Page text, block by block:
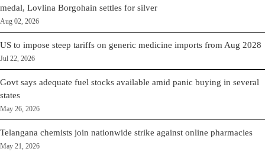
medal, Lovlina Borgohain settles for silver
Aug 02, 2026
US to impose steep tariffs on generic medicine imports from Aug 2028
Jul 22, 2026
Govt says adequate fuel stocks available amid panic buying in several
states
May 26, 2026
Telangana chemists join nationwide strike against online pharmacies
May 21, 2026